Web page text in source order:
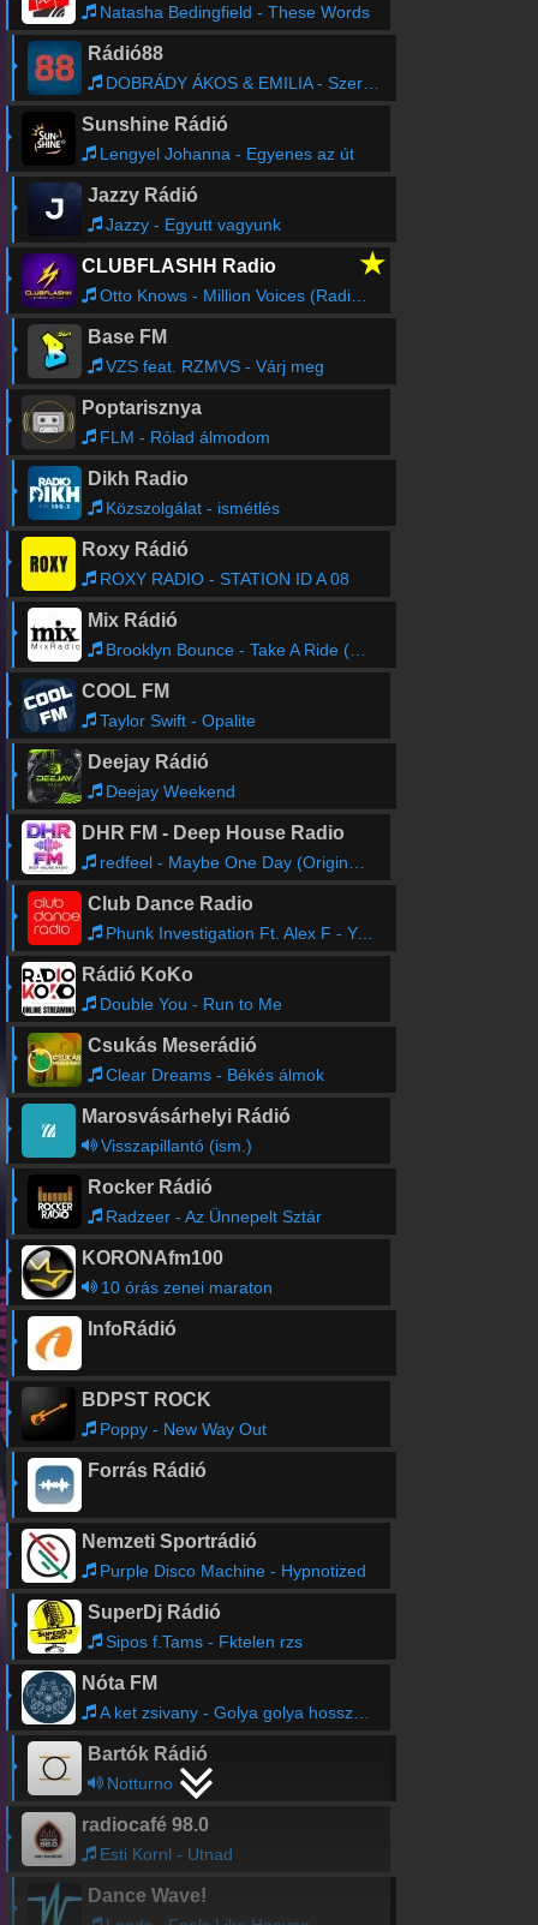
Natasha Bedingfield - These Words
Rádió88
DOBRÁDY ÁKOS & EMILIA - Szerelemre hangolva
Sunshine Rádió
Lengyel Johanna - Egyenes az út
Jazzy Rádió
Jazzy - Egyutt vagyunk
CLUBFLASHH Radio ★
Otto Knows - Million Voices (Radio Edit)
Base FM
VZS feat. RZMVS - Várj meg
Poptarisznya
FLM - Rólad álmodom
Dikh Radio
Közszolgálat - ismétlés
Roxy Rádió
ROXY RADIO - STATION ID A 08
Mix Rádió
Brooklyn Bounce - Take A Ride (Mujek Edit 2k21)
COOL FM
Taylor Swift - Opalite
Deejay Rádió
Deejay Weekend
DHR FM - Deep House Radio
redfeel - Maybe One Day (Original Mix)
Club Dance Radio
Phunk Investigation Ft. Alex F - You Don't Fool Me
Rádió KoKo
Double You - Run to Me
Csukás Meserádió
Clear Dreams - Békés álmok
Marosvásárhelyi Rádió
Visszapillantó (ism.)
Rocker Rádió
Radzeer - Az Ünnepelt Sztár
KORONAfm100
10 órás zenei maraton
InfoRádió
BDPST ROCK
Poppy - New Way Out
Forrás Rádió
Nemzeti Sportrádió
Purple Disco Machine - Hypnotized
SuperDj Rádió
Sipos f.Tams - Fktelen rzs
Nóta FM
A ket zsivany - Golya golya hosszu labu golya
Bartók Rádió
Notturno
radiocafé 98.0
Esti Kornl - Utnad
Dance Wave!